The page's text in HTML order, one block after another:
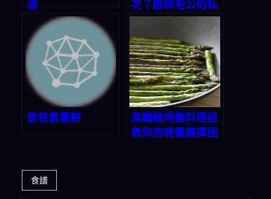
湯
次？廚師老公的私
房祕訣大公開，讓
妳秒變大廚！
香煎素薯餅
高纖維烤盤料理拯
救你的晚餐選擇困
食譜